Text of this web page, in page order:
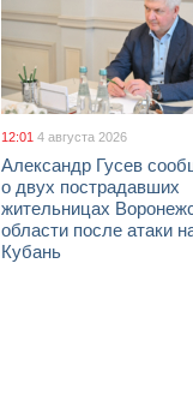
12:01 4 августа 2026
Александр Гусев
о двух пострадавших
жительницах
области после атаки
Кубань